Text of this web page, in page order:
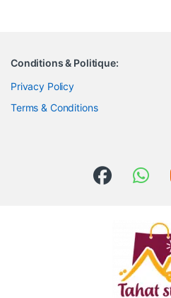
Conditions & Politique:
Privacy Policy
Terms & Conditions